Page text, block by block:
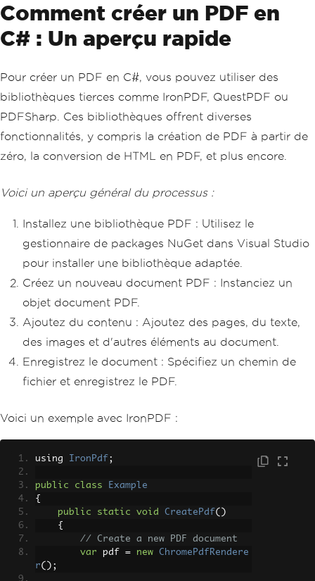
Comment créer un PDF en
C# : Un aperçu rapide
Pour créer un PDF en C#, vous pouvez utiliser des
bibliothèques tierces comme IronPDF, QuestPDF ou
PDFSharp. Ces bibliothèques offrent diverses
fonctionnalités, y compris la création de PDF à partir de
zéro, la conversion de HTML en PDF, et plus encore.
Voici un aperçu général du processus :
Installez une bibliothèque PDF : Utilisez le
gestionnaire de packages NuGet dans Visual Studio
pour installer une bibliothèque adaptée.
Créez un nouveau document PDF : Instanciez un
objet document PDF.
Ajoutez du contenu : Ajoutez des pages, du texte,
des images et d'autres éléments au document.
Enregistrez le document : Spécifiez un chemin de
fichier et enregistrez le PDF.
Voici un exemple avec IronPDF :
using IronPdf ;
public class
Example
{
public
static void CreatePdf()
{
// Create a new PDF document
var pdf = new
ChromePdfRendere
r();